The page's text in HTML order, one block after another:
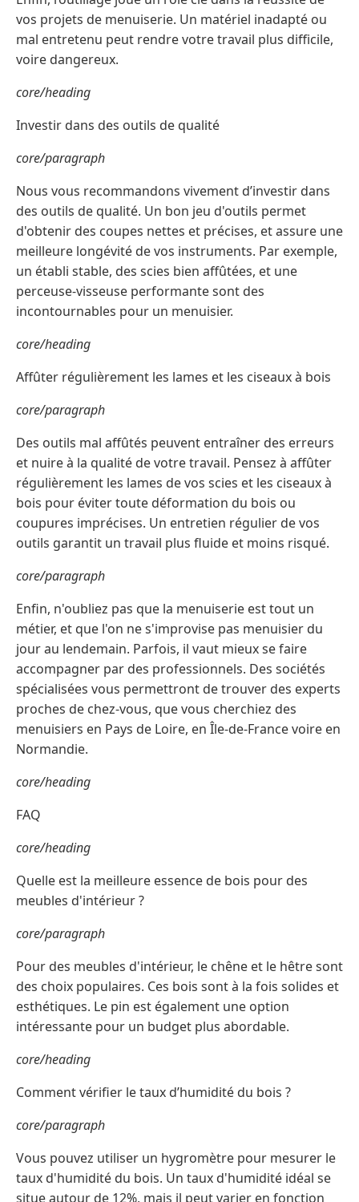
vos projets de menuiserie. Un matériel inadapté ou
mal entretenu peut rendre votre travail plus difficile,
voire dangereux.
core/heading
Investir dans des outils de qualité
core/paragraph
Nous vous recommandons vivement d’investir dans
des outils de qualité. Un bon jeu d'outils permet
d'obtenir des coupes nettes et précises, et assure une
meilleure longévité de vos instruments. Par exemple,
un établi stable, des scies bien affûtées, et une
perceuse-visseuse performante sont des
incontournables pour un menuisier.
core/heading
Affûter régulièrement les lames et les ciseaux à bois
core/paragraph
Des outils mal affûtés peuvent entraîner des erreurs
et nuire à la qualité de votre travail. Pensez à affûter
régulièrement les lames de vos scies et les ciseaux à
bois pour éviter toute déformation du bois ou
coupures imprécises. Un entretien régulier de vos
outils garantit un travail plus fluide et moins risqué.
core/paragraph
Enfin, n'oubliez pas que la menuiserie est tout un
métier, et que l'on ne s'improvise pas menuisier du
jour au lendemain. Parfois, il vaut mieux se faire
accompagner par des professionnels. Des sociétés
spécialisées vous permettront de trouver des experts
proches de chez-vous, que vous cherchiez des
menuisiers en Pays de Loire, en Île-de-France voire en
Normandie.
core/heading
FAQ
core/heading
Quelle est la meilleure essence de bois pour des
meubles d'intérieur ?
core/paragraph
Pour des meubles d'intérieur, le chêne et le hêtre sont
des choix populaires. Ces bois sont à la fois solides et
esthétiques. Le pin est également une option
intéressante pour un budget plus abordable.
core/heading
Comment vérifier le taux d’humidité du bois ?
core/paragraph
Vous pouvez utiliser un hygromètre pour mesurer le
taux d'humidité du bois. Un taux d'humidité idéal se
situe autour de 12%, mais il peut varier en fonction